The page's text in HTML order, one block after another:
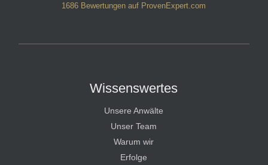
1686 Bewertungen auf ProvenExpert.com
Wissenswertes
Unsere Anwälte
Unser Team
Warum wir
Erfolge